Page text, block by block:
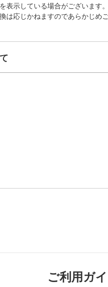
表示している場合がございます。
応じかねますのであらかじめご
ご利用ガ